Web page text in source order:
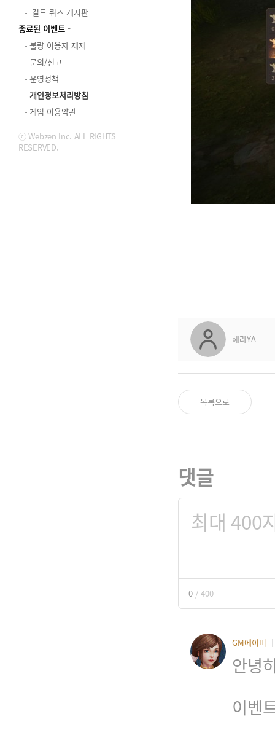
길드 퀴즈 게시판
종료된 이벤트
불량 이용자 제재
문의/신고
운영정책
개인정보처리방침
게임 이용약관
ⓒ Webzen Inc. ALL RIGHTS
RESERVED.
헤라YA
목록으로
댓글
0 / 400
GM에이미
안녕
이벤